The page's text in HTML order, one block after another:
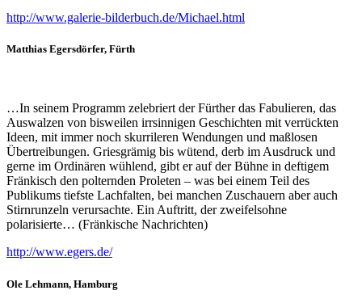
http://www.galerie-bilderbuch.de/Michael.html
Matthias Egersdörfer, Fürth
…In seinem Programm zelebriert der Fürther das Fabulieren, das
Auswalzen von bisweilen irrsinnigen Geschichten mit verrückten
Ideen, mit immer noch skurrileren Wendungen und maßlosen
Übertreibungen. Griesgrämig bis wütend, derb im Ausdruck und
gerne im Ordinären wühlend, gibt er auf der Bühne in deftigem
Fränkisch den polternden Proleten – was bei einem Teil des
Publikums tiefste Lachfalten, bei manchen Zuschauern aber auch
Stirnrunzeln verursachte. Ein Auftritt, der zweifelsohne
polarisierte… (Fränkische Nachrichten)
http://www.egers.de/
Ole Lehmann, Hamburg